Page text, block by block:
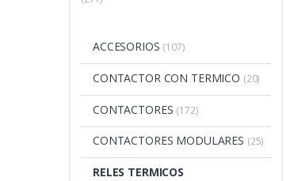
ACCESORIOS (107)
CONTACTOR CON TERMICO (20)
CONTACTORES (172)
CONTACTORES MODULARES (25)
RELES TERMICOS